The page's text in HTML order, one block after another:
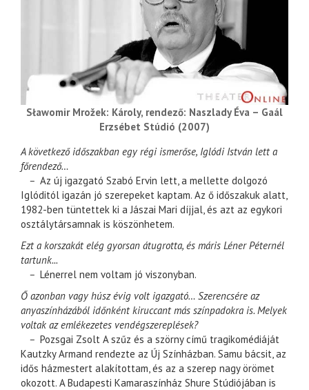
Sławomir Mrožek: Károly, rendező: Naszlady Éva – Gaál
Erzsébet Stúdió (2007)
A következő időszakban egy régi ismerőse, Iglódi István lett a
főrendező…
– Az új igazgató Szabó Ervin lett, a mellette dolgozó
Iglóditól igazán jó szerepeket kaptam. Az ő időszakuk alatt,
1982-ben tüntettek ki a Jászai Mari díjjal, és azt az egykori
osztálytársamnak is köszönhetem.
Ezt a korszakát elég gyorsan átugrotta, és máris Léner Péternél
tartunk...
– Lénerrel nem voltam jó viszonyban.
Ő azonban vagy húsz évig volt igazgató… Szerencsére az
anyaszínházából időnként kiruccant más színpadokra is. Melyek
voltak az emlékezetes vendégszereplések?
– Pozsgai Zsolt A szűz és a szörny című tragikomédiáját
Kautzky Armand rendezte az Új Színházban. Samu bácsit, az
idős házmestert alakítottam, és az a szerep nagy örömet
okozott. A Budapesti Kamaraszínház Shure Stúdiójában is